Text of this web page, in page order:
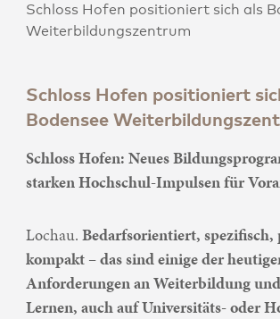
Schloss Hofen positioniert sich als
Weiterbildungszentrum
Schloss Hofen positioniert
Bodensee
Schloss Hofen: Neues
starken Hochschul-Impulsen für
Lochau. Bedarfsorientiert, spezifisch,
kompakt – das sind einige der
Anforderungen an Weiterbildung
Lernen, auch auf Universitäts- oder